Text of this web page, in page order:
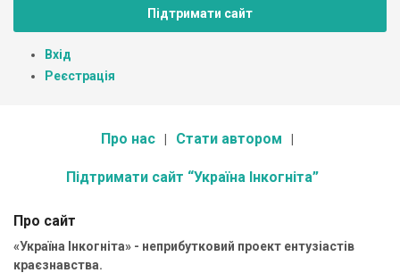
Підтримати сайт
Вхід
Реєстрація
Про нас Стати автором
Підтримати сайт “Україна Інкогніта”
Про сайт
«Україна Інкогніта» - неприбутковий проект ентузіастів
краєзнавства.